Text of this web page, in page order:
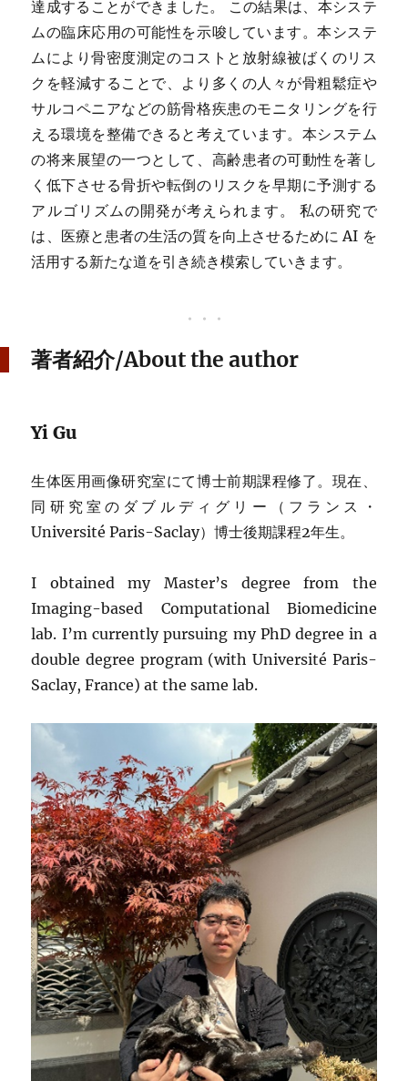
達成することができました。 この結果は、本システ
ムの臨床応用の可能性を示唆しています。本システ
ムにより骨密度測定のコストと放射線被ばくのリス
クを軽減することで、より多くの人々が骨粗鬆症や
サルコペニアなどの筋骨格疾患のモニタリングを行
える環境を整備できると考えています。本システム
の将来展望の一つとして、高齢患者の可動性を著し
く低下させる骨折や転倒のリスクを早期に予測する
アルゴリズムの開発が考えられます。 私の研究で
は、医療と患者の生活の質を向上させるために AI を
活用する新たな道を引き続き模索していきます。
著者紹介/About the author
Yi Gu
生体医用画像研究室にて博士前期課程修了。現在、
同研究室のダブルディグリー（フランス・
Université Paris-Saclay）博士後期課程2年生。
I obtained my Master’s degree from the
Imaging-based Computational Biomedicine
lab. I’m currently pursuing my PhD degree in a
double degree program (with Université Paris-
Saclay, France) at the same lab.